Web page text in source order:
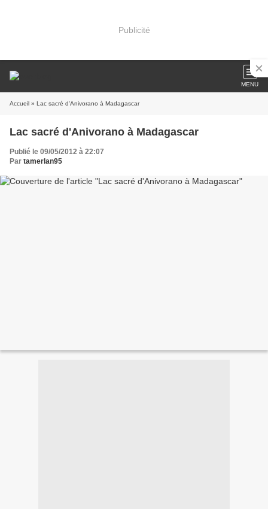
Publicité
MENU
Accueil » Lac sacré d'Anivorano à Madagascar
Lac sacré d'Anivorano à Madagascar
Publié le 09/05/2012 à 22:07
Par tamerlan95